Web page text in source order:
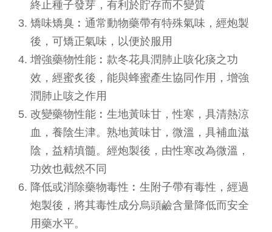
終止種子發芽，有利於貯存而不變質
矯味矯臭︰通常動物藥帶有特殊氣味，經炮製
後，可矯正氣味，以便於服用
增強藥物性能︰款冬花具潤肺止咳化痰之功
效，經蜜炙後，能與蜂蜜產生協同作用，增強
潤肺止咳之作用
改變藥物性能︰生地黃味甘，性寒，具清熱涼
血，養陰生津。熟地黃味甘，微溫，具補血滋
陰，益精填髓。經炮製後，由性寒改為微溫，
功效也截然不同
降低或消除藥物毒性︰生附子帶有毒性，經過
炮製後，將其毒性成分烏頭鹼含量降低而安全
用藥水平。